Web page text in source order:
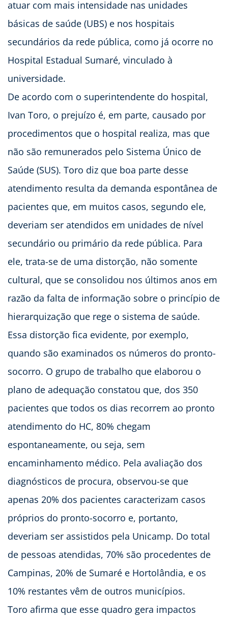
atuar com mais intensidade nas unidades
básicas de saúde (UBS) e nos hospitais
secundários da rede pública, como já ocorre no
Hospital Estadual Sumaré, vinculado à
universidade.
De acordo com o superintendente do hospital,
Ivan Toro, o prejuízo é, em parte, causado por
procedimentos que o hospital realiza, mas que
não são remunerados pelo Sistema Único de
Saúde (SUS). Toro diz que boa parte desse
atendimento resulta da demanda espontânea de
pacientes que, em muitos casos, segundo ele,
deveriam ser atendidos em unidades de nível
secundário ou primário da rede pública. Para
ele, trata-se de uma distorção, não somente
cultural, que se consolidou nos últimos anos em
razão da falta de informação sobre o princípio de
hierarquização que rege o sistema de saúde.
Essa distorção fica evidente, por exemplo,
quando são examinados os números do pronto-
socorro. O grupo de trabalho que elaborou o
plano de adequação constatou que, dos 350
pacientes que todos os dias recorrem ao pronto
atendimento do HC, 80% chegam
espontaneamente, ou seja, sem
encaminhamento médico. Pela avaliação dos
diagnósticos de procura, observou-se que
apenas 20% dos pacientes caracterizam casos
próprios do pronto-socorro e, portanto,
deveriam ser assistidos pela Unicamp. Do total
de pessoas atendidas, 70% são procedentes de
Campinas, 20% de Sumaré e Hortolândia, e os
10% restantes vêm de outros municípios.
Toro afirma que esse quadro gera impactos